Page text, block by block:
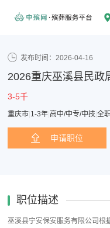
发布时间：2026-04-16
2026重庆巫溪县民政
3-5千
重庆市 1-3年 高中/中专/中技 |全职
申请职位
职位描述
巫溪县宁安保安服务有限公司根